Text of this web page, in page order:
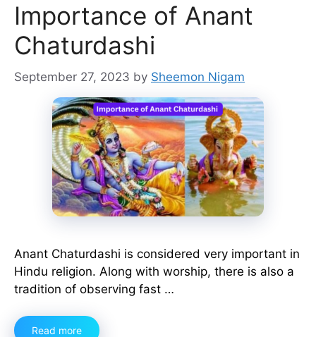
Importance of Anant
Chaturdashi
September 27, 2023 by Sheemon Nigam
Anant Chaturdashi is considered very important in
Hindu religion. Along with worship, there is also a
tradition of observing fast …
Read more